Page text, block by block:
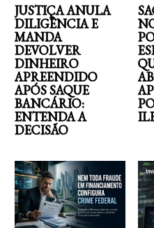
JUSTIÇA ANULA
DILIGÊNCIA E
MANDA
DEVOLVER
DINHEIRO
APREENDIDO
APÓS SAQUE
BANCÁRIO:
ENTENDA A
DECISÃO